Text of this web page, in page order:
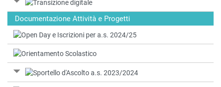
Documentazione Attività e Progetti